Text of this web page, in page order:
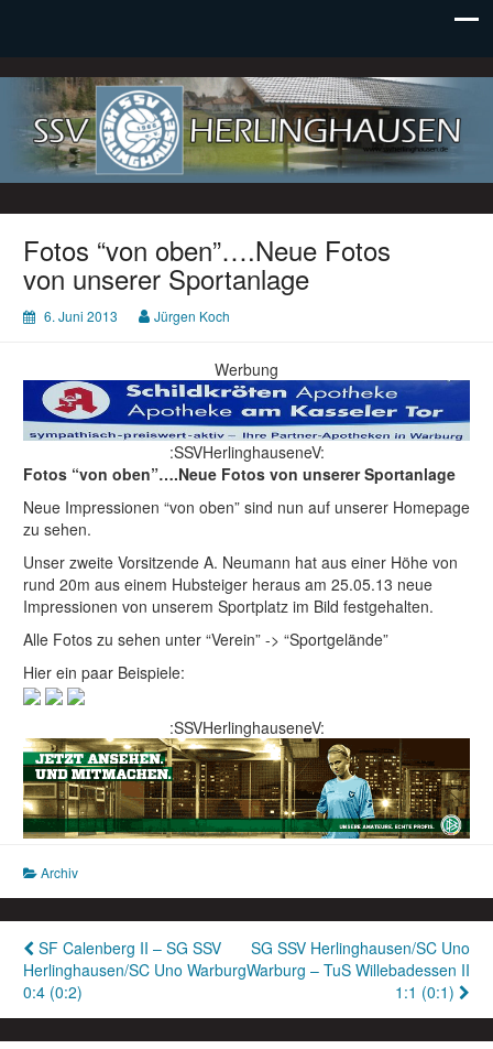
SSV Herlinghausen e. V.
Fotos “von oben”….Neue Fotos
von unserer Sportanlage
6. Juni 2013 Jürgen Koch
Werbung
:SSVHerlinghauseneV:
Fotos “von oben”….Neue Fotos von unserer Sportanlage
Neue Impressionen “von oben” sind nun auf unserer Homepage
zu sehen.
Unser zweite Vorsitzende A. Neumann hat aus einer Höhe von
rund 20m aus einem Hubsteiger heraus am 25.05.13 neue
Impressionen von unserem Sportplatz im Bild festgehalten.
Alle Fotos zu sehen unter “Verein” -> “Sportgelände”
Hier ein paar Beispiele:
:SSVHerlinghauseneV:
Archiv
Beitragsnavigation
SF Calenberg II – SG SSV
Herlinghausen/SC Uno Warburg
0:4 (0:2)
SG SSV Herlinghausen/SC Uno
Warburg – TuS Willebadessen II
1:1 (0:1)